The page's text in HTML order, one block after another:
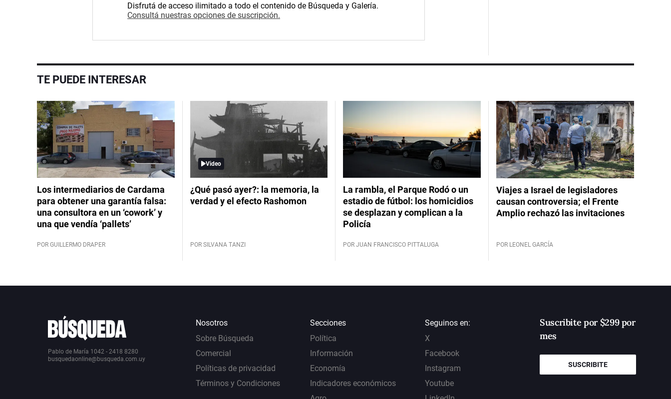
Disfrutá de acceso ilimitado a todo el contenido de Búsqueda y Galería.
Consultá nuestras opciones de suscripción.
TE PUEDE INTERESAR
Los intermediarios de Cardama
para obtener una garantía falsa:
una consultora en un ‘cowork’ y
una que vendía ‘pallets’
POR GUILLERMO DRAPER
Video
¿Qué pasó ayer?: la memoria, la
verdad y el efecto Rashomon
POR SILVANA TANZI
La rambla, el Parque Rodó o un
estadio de fútbol: los homicidios
se desplazan y complican a la
Policía
POR JUAN FRANCISCO PITTALUGA
Viajes a Israel de legisladores
causan controversia; el Frente
Amplio rechazó las invitaciones
POR LEONEL GARCÍA
Pablo de María 1042 - 2418 8280
busquedaonline@busqueda.com.uy
Nosotros
Sobre Búsqueda
Comercial
Políticas de privacidad
Términos y Condiciones
Secciones
Política
Información
Economía
Indicadores económicos
Seguinos en:
X
Facebook
Instagram
Youtube
Suscribite por $299 por
mes
SUSCRIBITE